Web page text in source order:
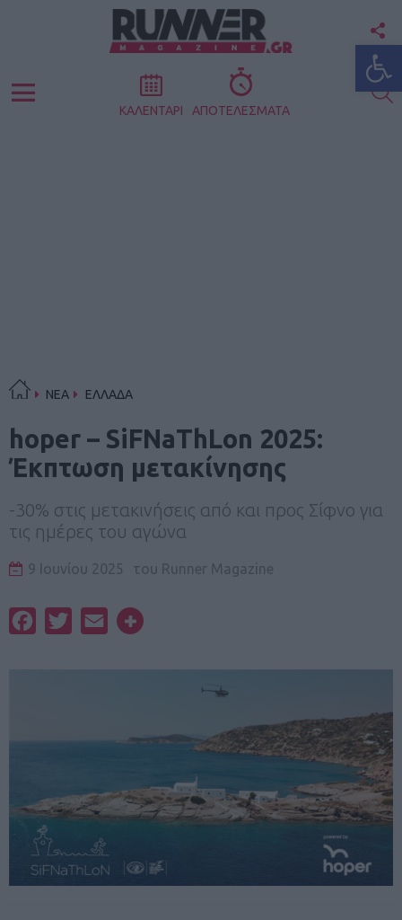
Menu ΚΑΛΕΝΤΑΡΙ ΑΠΟΤΕΛΕΣΜΑΤΑ
ΝΕΑ ΕΛΛΑΔΑ
hoper – SiFNaThLon 2025:
Έκπτωση μετακίνησης
-30% στις μετακινήσεις από και προς Σίφνο για
τις ημέρες του αγώνα
9 Ιουνίου 2025 του Runner Magazine
FacebookTwitterEmail